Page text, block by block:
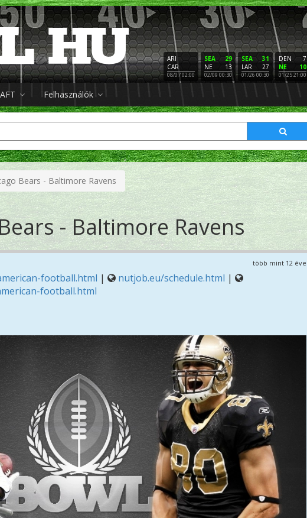
ARI
CAR
08/07 02:00
29
SEA
13
NE
02/09 00:30
31
SEA
27
LAR
01/26 00:30
7
DEN
10
NE
01/25 21:00
Felhasználók
Bears - Baltimore Ravens
- Baltimore Ravens
több mint 12 éve
football.html | nutjob.eu/schedule.html |
football.html